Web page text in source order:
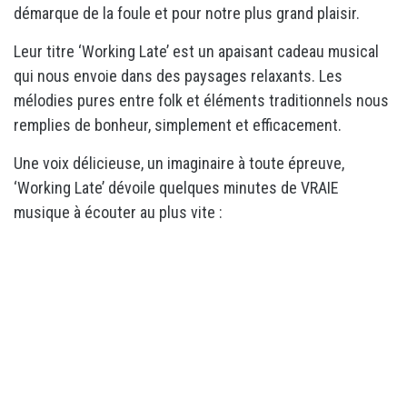
démarque de la foule et pour notre plus grand plaisir.
Leur titre ‘Working Late’ est un apaisant cadeau musical
qui nous envoie dans des paysages relaxants. Les
mélodies pures entre folk et éléments traditionnels nous
remplies de bonheur, simplement et efficacement.
Une voix délicieuse, un imaginaire à toute épreuve,
‘Working Late’ dévoile quelques minutes de VRAIE
musique à écouter au plus vite :